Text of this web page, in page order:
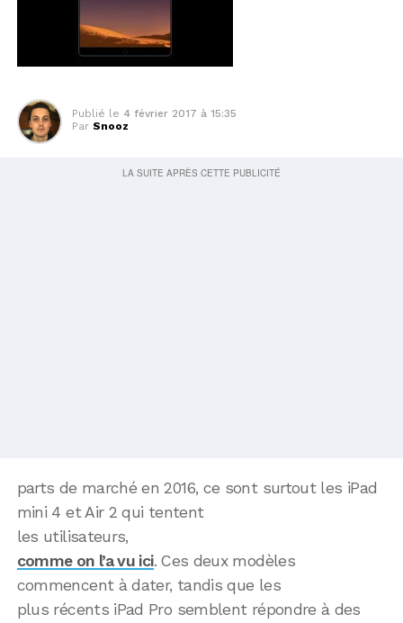
Publié le 4 février 2017 à 15:35
Par Snooz
parts de marché en 2016, ce sont surtout les iPad
mini 4 et Air 2 qui tentent
les utilisateurs,
comme on l’a vu ici. Ces deux modèles
commencent à dater, tandis que les
plus récents iPad Pro semblent répondre à des